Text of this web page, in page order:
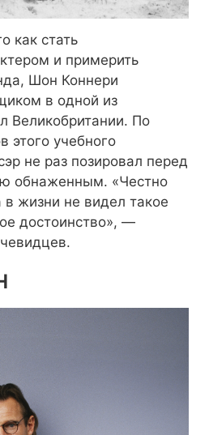
как стать
и примерить
Шон Коннери
в одной из
Великобритании. По
этого учебного
не раз позировал перед
обнаженным. «Честно
в жизни не видел такое
достоинство», —